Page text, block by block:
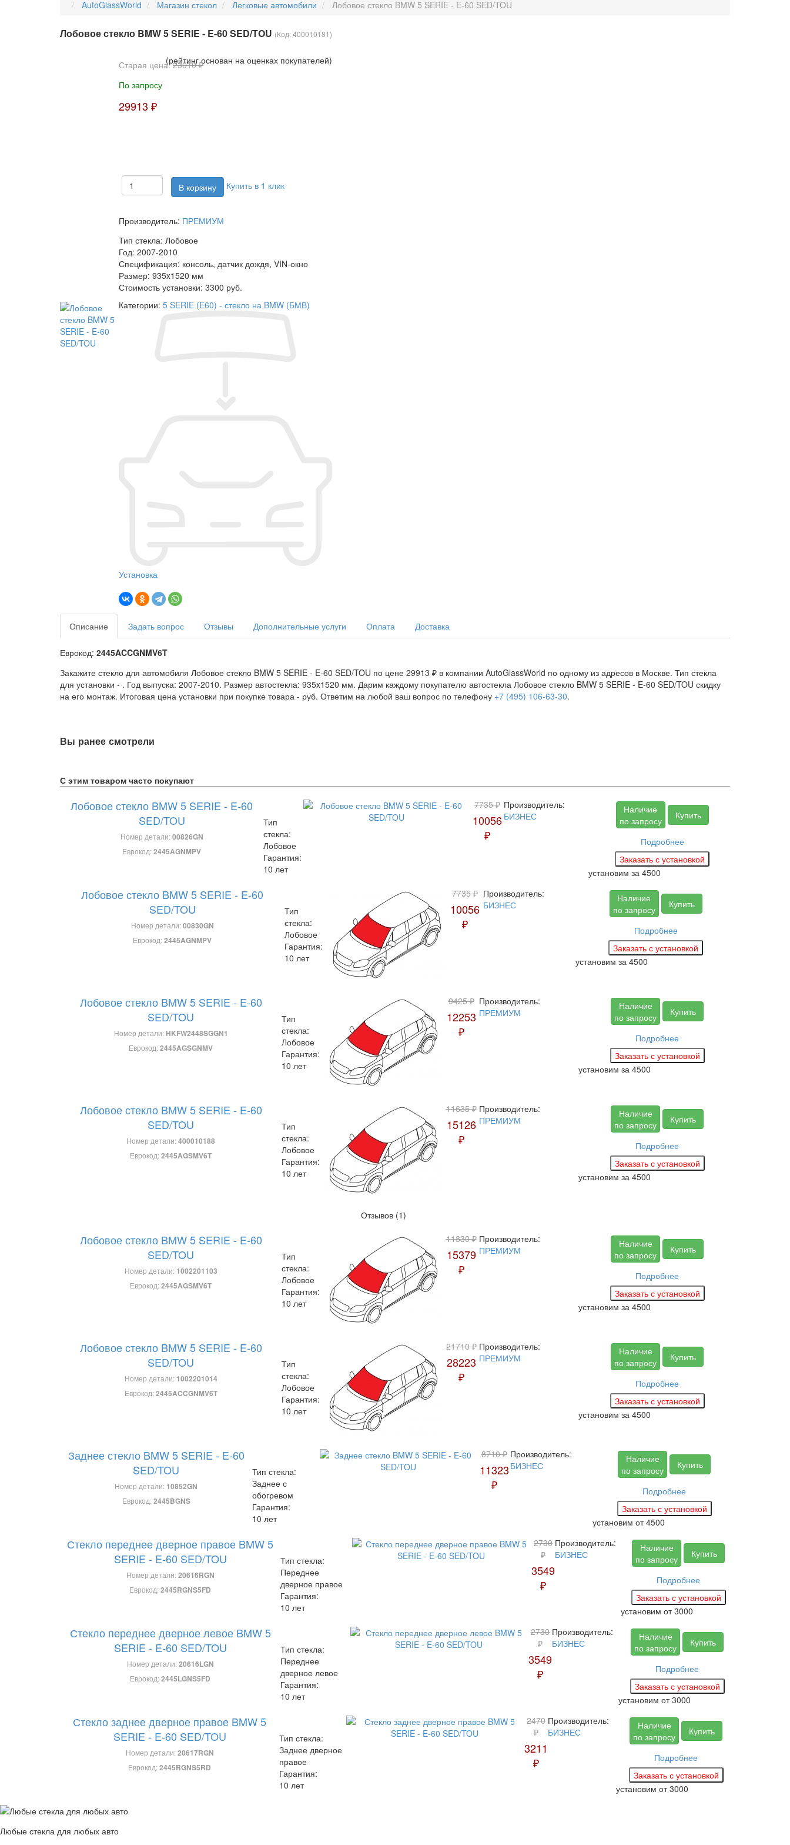
AutoGlassWorld Магазин стекол Легковые автомобили Лобовое стекло BMW 5 SERIE - E-60 SED/TOU
Лобовое стекло BMW 5 SERIE - E-60 SED/TOU (Код:400010181)
(рейтинг основан на оценках покупателей)
Старая цена:23010 ₽
По запросу
29913 ₽
Купить в 1 клик
Производитель: ПРЕМИУМ
Тип стекла: Лобовое
Год: 2007-2010
Спецификация: консоль, датчик дождя, VIN-окно
Размер: 935x1520 мм
Стоимость установки: 3300 руб.
Категории: 5 SERIE (E60) - стекло на BMW (БМВ)
Установка
Описание Задать вопрос Отзывы Дополнительные услуги Оплата Доставка
Еврокод: 2445ACCGNMV6T
Закажите стекло для автомобиля Лобовое стекло BMW 5 SERIE - E-60 SED/TOU по цене 29913 ₽ в компании AutoGlassWorld по одному из адресов в Москве. Тип стекла
для установки - . Год выпуска: 2007-2010. Размер автостекла: 935x1520 мм. Дарим каждому покупателю автостекла Лобовое стекло BMW 5 SERIE - E-60 SED/TOU скидку
на его монтаж. Итоговая цена установки при покупке товара - руб. Ответим на любой ваш вопрос по телефону +7 (495) 106-63-30.
Вы ранее смотрели
С этим товаром часто покупают
Лобовое стекло BMW 5 SERIE - E-60
SED/TOU
Номер детали:00826GN
Еврокод:2445AGNMPV
Тип
стекла:
Лобовое
Гарантия:
10 лет
7735 ₽
10056
₽
Производитель:
БИЗНЕС
Наличие
по запросу
Купить
Подробнее
установим за 4500
Лобовое стекло BMW 5 SERIE - E-60
SED/TOU
Номер детали:00830GN
Еврокод:2445AGNMPV
Тип
стекла:
Лобовое
Гарантия:
10 лет
7735 ₽
10056
₽
Производитель:
БИЗНЕС
Наличие
по запросу
Купить
Подробнее
установим за 4500
Лобовое стекло BMW 5 SERIE - E-60
SED/TOU
Номер детали: HKFW2448SGGN1
Еврокод:2445AGSGNMV
Тип
стекла:
Лобовое
Гарантия:
10 лет
9425 ₽
12253
₽
Производитель:
ПРЕМИУМ
Наличие
по запросу
Купить
Подробнее
установим за 4500
Лобовое стекло BMW 5 SERIE - E-60
SED/TOU
Номер детали:400010188
Еврокод:2445AGSMV6T
Тип
стекла:
Лобовое
Гарантия:
10 лет
Отзывов (1)
11635 ₽
15126
₽
Производитель:
ПРЕМИУМ
Наличие
по запросу
Купить
Подробнее
установим за 4500
Лобовое стекло BMW 5 SERIE - E-60
SED/TOU
Номер детали: 1002201103
Еврокод:2445AGSMV6T
Тип
стекла:
Лобовое
Гарантия:
10 лет
11830 ₽
15379
₽
Производитель:
ПРЕМИУМ
Наличие
по запросу
Купить
Подробнее
установим за 4500
Лобовое стекло BMW 5 SERIE - E-60
SED/TOU
Номер детали: 1002201014
Еврокод:2445ACCGNMV6T
Тип
стекла:
Лобовое
Гарантия:
10 лет
21710 ₽
28223
₽
Производитель:
ПРЕМИУМ
Наличие
по запросу
Купить
Подробнее
установим за 4500
Заднее стекло BMW 5 SERIE - E-60
SED/TOU
Номер детали: 10852GN
Еврокод:2445BGNS
Тип стекла:
Заднее с
обогревом
Гарантия:
10 лет
8710 ₽
11323
₽
Производитель:
БИЗНЕС
Наличие
по запросу
Купить
Подробнее
установим от 4500
Стекло переднее дверное правое BMW 5
SERIE - E-60 SED/TOU
Номер детали:20616RGN
Еврокод:2445RGNS5FD
Тип стекла:
Переднее
дверное правое
Гарантия:
10 лет
2730
₽
3549
₽
Производитель:
БИЗНЕС
Наличие
по запросу
Купить
Подробнее
установим от 3000
Стекло переднее дверное левое BMW 5
SERIE - E-60 SED/TOU
Номер детали:20616LGN
Еврокод:2445LGNS5FD
Тип стекла:
Переднее
дверное левое
Гарантия:
10 лет
2730
₽
3549
₽
Производитель:
БИЗНЕС
Наличие
по запросу
Купить
Подробнее
установим от 3000
Стекло заднее дверное правое BMW 5
SERIE - E-60 SED/TOU
Номер детали:20617RGN
Еврокод:2445RGNS5RD
Тип стекла:
Заднее дверное
правое
Гарантия:
10 лет
2470
₽
3211
₽
Производитель:
БИЗНЕС
Наличие
по запросу
Купить
Подробнее
установим от 3000
Любые стекла для любых авто